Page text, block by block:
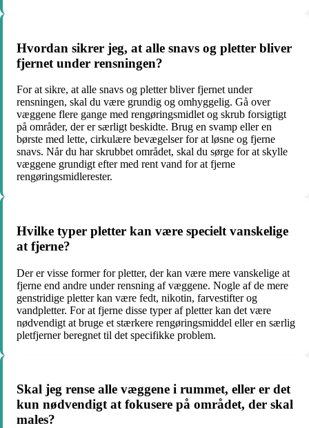
Hvordan sikrer jeg, at alle snavs og pletter bliver
fjernet under rensningen?
For at sikre, at alle snavs og pletter bliver fjernet under
rensningen, skal du være grundig og omhyggelig. Gå over
væggene flere gange med rengøringsmidlet og skrub forsigtigt
på områder, der er særligt beskidte. Brug en svamp eller en
børste med lette, cirkulære bevægelser for at løsne og fjerne
snavs. Når du har skrubbet området, skal du sørge for at skylle
væggene grundigt efter med rent vand for at fjerne
rengøringsmidlerester.
Hvilke typer pletter kan være specielt vanskelige
at fjerne?
Der er visse former for pletter, der kan være mere vanskelige at
fjerne end andre under rensning af væggene. Nogle af de mere
genstridige pletter kan være fedt, nikotin, farvestifter og
vandpletter. For at fjerne disse typer af pletter kan det være
nødvendigt at bruge et stærkere rengøringsmiddel eller en særlig
pletfjerner beregnet til det specifikke problem.
Skal jeg rense alle væggene i rummet, eller er det
kun nødvendigt at fokusere på området, der skal
males?